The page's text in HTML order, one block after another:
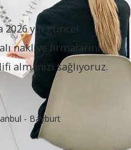
yılı güncel
nakliye firmalarını
almanızı sağlıyoruz.
- Bayburt